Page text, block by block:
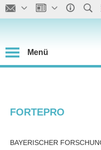
Menü
FORTEPRO
BAYERISCHER